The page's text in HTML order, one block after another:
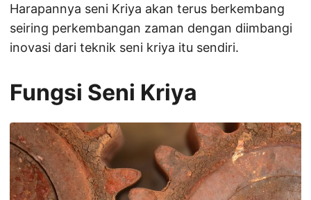
Harapannya seni Kriya akan terus berkembang
seiring perkembangan zaman dengan diimbangi
inovasi dari teknik seni kriya itu sendiri.
Fungsi Seni Kriya